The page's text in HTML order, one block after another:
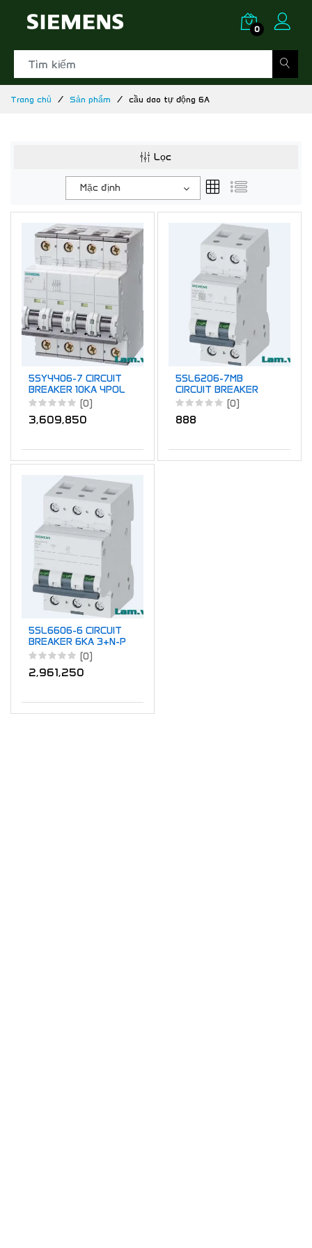
0
Trang chủ Sản phẩm cầu dao tự động 6A
Lọc
Mặc định
5SY4406-7 CIRCUIT
BREAKER 10KA 4POL
C6
(0)
3,609,850
5SL6206-7MB
CIRCUIT BREAKER
6kA 2POLE C6
(0)
888
5SL6606-6 CIRCUIT
BREAKER 6KA 3+N-P
B6
(0)
2,961,250